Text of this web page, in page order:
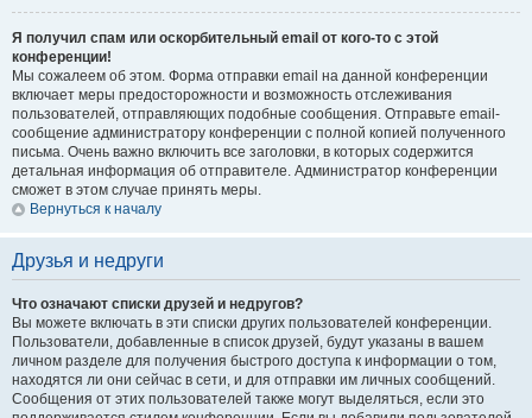
Я получил спам или оскорбительный email от кого-то с этой
конференции!
Мы сожалеем об этом. Форма отправки email на данной конференции
включает меры предосторожности и возможность отслеживания
пользователей, отправляющих подобные сообщения. Отправьте email-
сообщение администратору конференции с полной копией полученного
письма. Очень важно включить все заголовки, в которых содержится
детальная информация об отправителе. Администратор конференции
сможет в этом случае принять меры.
Вернуться к началу
Друзья и недруги
Что означают списки друзей и недругов?
Вы можете включать в эти списки других пользователей конференции.
Пользователи, добавленные в список друзей, будут указаны в вашем
личном разделе для получения быстрого доступа к информации о том,
находятся ли они сейчас в сети, и для отправки им личных сообщений.
Сообщения от этих пользователей также могут выделяться, если это